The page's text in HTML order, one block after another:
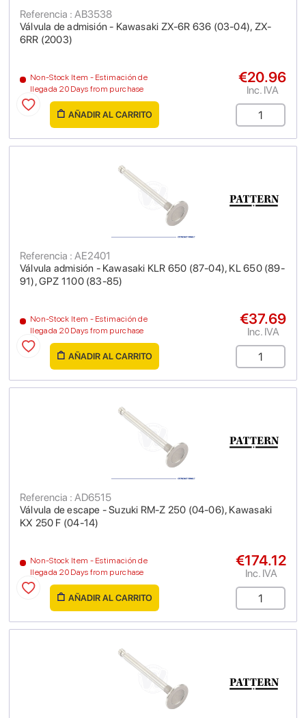
Válvula de admisión - Kawasaki ZX-6R 636 (03-04), ZX-
6RR (2003)
Referencia : AB3538
Non-Stock Item - Estimación de
llegada 20 Days from purchase
€20.96
Inc. IVA
AÑADIR AL CARRITO
Válvula admisión - Kawasaki KLR 650 (87-04), KL 650 (89-
91), GPZ 1100 (83-85)
Referencia : AE2401
Non-Stock Item - Estimación de
llegada 20 Days from purchase
€37.69
Inc. IVA
AÑADIR AL CARRITO
Válvula de escape - Suzuki RM-Z 250 (04-06), Kawasaki
KX 250 F (04-14)
Referencia : AD6515
Non-Stock Item - Estimación de
llegada 20 Days from purchase
€174.12
Inc. IVA
AÑADIR AL CARRITO